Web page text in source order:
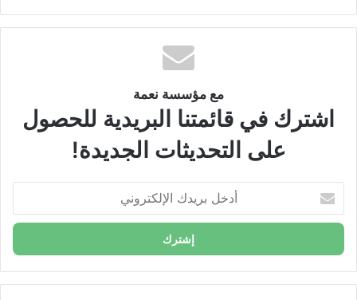
مع مؤسسة نعمة
اشترك في قائمتنا البريدية للحصول
على التحديثات الجديدة!
خ
ب
ر